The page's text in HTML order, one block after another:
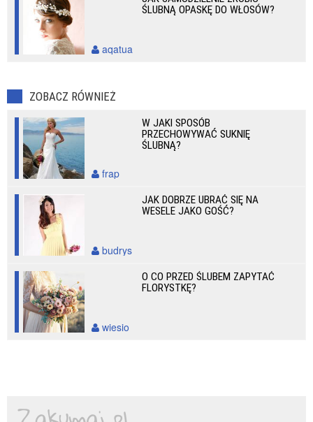
ŚLUBNĄ OPASKĘ DO WŁOSÓW?
aqatua
ZOBACZ RÓWNIEŻ
W JAKI SPOSÓB
PRZECHOWYWAĆ SUKNIĘ
ŚLUBNĄ?
frap
JAK DOBRZE UBRAĆ SIĘ NA
WESELE JAKO GOŚĆ?
budrys
O CO PRZED ŚLUBEM ZAPYTAĆ
FLORYSTKĘ?
wiesio